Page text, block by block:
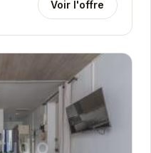
Voir l'offre